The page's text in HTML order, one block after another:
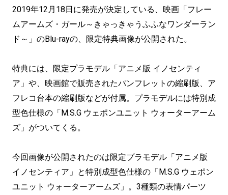
2019年12月18日に発売が決定している、映画「フレー
ムアームズ・ガール～きゃっきゃうふふなワンダーラン
ド～」のBlu-rayの、限定特典画像が公開された。
特典には、限定プラモデル「アニメ版 イノセンティ
ア」や、映画館で販売されたパンフレットの縮刷版、ア
フレコ台本の縮刷版などが付属。プラモデルには特別成
型色仕様の「M.S.G ウェポンユニット ウォーターアーム
ズ」がついてくる。
今回画像が公開されたのは限定プラモデル「アニメ版
イノセンティア」と特別成型色仕様の「M.S.G ウェポン
ユニット ウォーターアームズ」。3種類の表情パーツ